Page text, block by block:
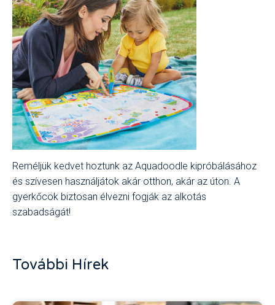
Reméljük kedvet hoztunk az Aquadoodle kipróbálásához
és szívesen használjátok akár otthon, akár az úton. A
gyerkőcök biztosan élvezni fogják az alkotás
szabadságát!
További Hírek